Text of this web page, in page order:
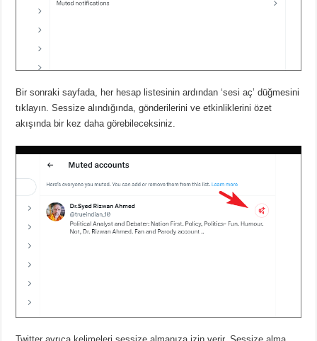
Bir sonraki sayfada, her hesap listesinin ardından ‘sesi aç’ düğmesini
tıklayın.Sessize alındığında, gönderilerini ve etkinliklerini özet
akışında bir kez daha görebileceksiniz.